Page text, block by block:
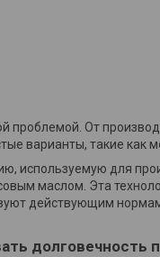
проблемой. От
варианты, такие как
используемую для
маслом. Эта
действующим
долговечность